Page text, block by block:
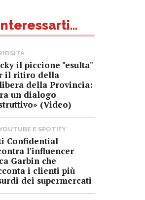
il piccione "esulta"
il ritiro della
della Provincia:
un dialogo
(Video)
E SPOTIFY
Confidential
l'influencer
Garbin che
i clienti più
dei supermercati